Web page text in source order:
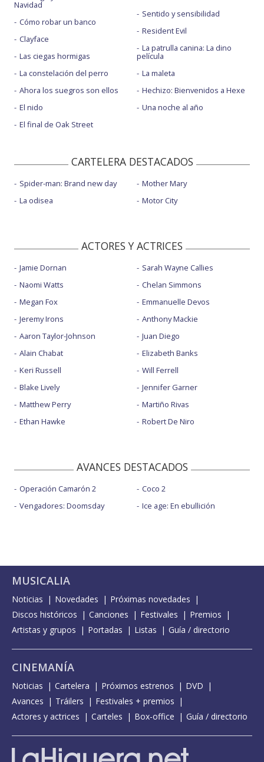
Navidad
Cómo robar un banco
Clayface
Las ciegas hormigas
La constelación del perro
Ahora los suegros son ellos
El nido
El final de Oak Street
Sentido y sensibilidad
Resident Evil
La patrulla canina: La dino
película
La maleta
Hechizo: Bienvenidos a Hexe
Una noche al año
CARTELERA DESTACADOS
Spider-man: Brand new day
La odisea
Mother Mary
Motor City
ACTORES Y ACTRICES
Jamie Dornan
Naomi Watts
Megan Fox
Jeremy Irons
Aaron Taylor-Johnson
Alain Chabat
Keri Russell
Blake Lively
Matthew Perry
Ethan Hawke
Sarah Wayne Callies
Chelan Simmons
Emmanuelle Devos
Anthony Mackie
Juan Diego
Elizabeth Banks
Will Ferrell
Jennifer Garner
Martiño Rivas
Robert De Niro
AVANCES DESTACADOS
Operación Camarón 2
Vengadores: Doomsday
Coco 2
Ice age: En ebullición
MUSICALIA
Noticias Novedades
Próximas novedades
Discos históricos
Canciones Festivales
Premios
Artistas y grupos
Portadas Listas Guía / directorio
CINEMANÍA
Noticias Cartelera Próximos estrenos
DVD
Avances
Tráilers
Festivales + premios
Actores y actrices
Carteles Box-office Guía / directorio